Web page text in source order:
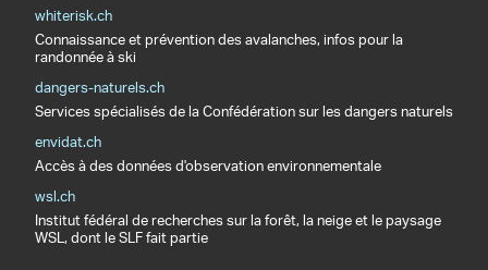
whiterisk.ch
Connaissance et prévention des avalanches, infos pour la
randonnée à ski
dangers-naturels.ch
Services spécialisés de la Confédération sur les dangers naturels
envidat.ch
Accès à des données d'observation environnementale
wsl.ch
Institut fédéral de recherches sur la forêt, la neige et le paysage
WSL, dont le SLF fait partie